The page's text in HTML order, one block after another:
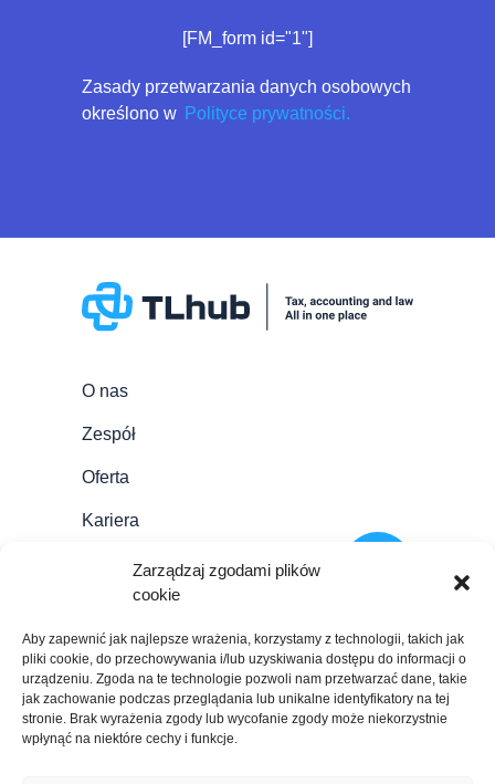
Zarządzaj zgodami plików
cookie
Aby zapewnić jak najlepsze wrażenia, korzystamy z technologii, takich jak
pliki cookie, do przechowywania i/lub uzyskiwania dostępu do informacji o
urządzeniu. Zgoda na te technologie pozwoli nam przetwarzać dane, takie
jak zachowanie podczas przeglądania lub unikalne identyfikatory na tej
stronie. Brak wyrażenia zgody lub wycofanie zgody może niekorzystnie
wpłynąć na niektóre cechy i funkcje.
[FM_form id="1"]
Zasady przetwarzania danych osobowych
określono w Polityce prywatności.
O nas
Zespół
Oferta
Kariera
Aktualności
Kontakt
EN